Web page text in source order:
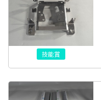
技能賞